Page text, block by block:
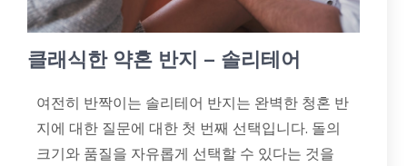
클래식한 약혼 반지 – 솔리테어
여전히 반짝이는 솔리테어 반지는 완벽한 청혼 반
지에 대한 질문에 대한 첫 번째 선택입니다. 돌의
크기와 품질을 자유롭게 선택할 수 있다는 것을